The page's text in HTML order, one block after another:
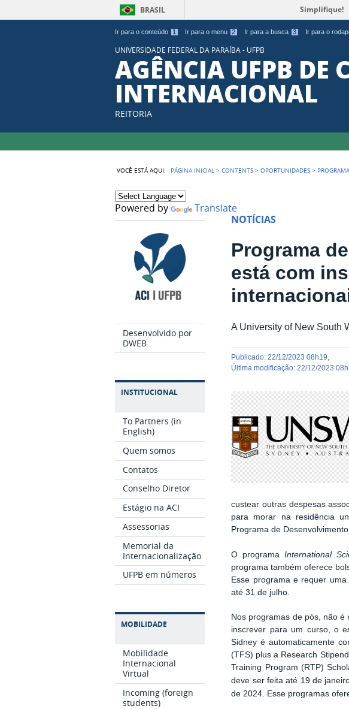
Ir para o conteúdo 1 Ir para o menu 2 Ir para a busca 3 Ir para o
BRASIL Simplifique!
UNIVERSIDADE FEDERAL DA PARAÍBA - UFPB
AGÊNCIA UFPB DE
INTERNACIONAL
REITORIA
VOCÊ ESTÁ AQUI: PÁGINA INICIAL >CONTENTS >OPORTUNIDADES >
Powered by Translate
Desenvolvido por
DWEB
INSTITUCIONAL
To Partners (in
English)
Quem somos
Contatos
Conselho Diretor
Estágio na ACI
Assessorias
Memorial da
Internacionalização
UFPB em números
MOBILIDADE
Mobilidade
Internacional
Virtual
Incoming (foreign
students)
NOTÍCIAS
Programa
está com
A University of New South
publicado:22/12/2023 08h19
última modificação:22/12/2023
custear outras despesas
para morar na residência
Programa de
O programa International
programa também oferece
Esse programa e requer
até 31 de julho.
Nos programas de pós, não
inscrever para um curso, o
Sidney é automaticamente
(TFS) plus a Research
Training Program (RTP)
deve ser feita até 19 de
de 2024. Esse programas